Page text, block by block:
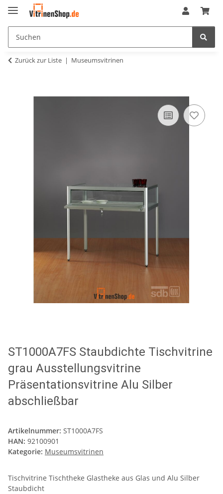
Zurück zur Liste Museumsvitrinen
ST1000A7FS Staubdichte Tischvitrine
grau Ausstellungsvitrine
Präsentationsvitrine Alu Silber
abschließbar
Artikelnummer: ST1000A7FS
HAN: 92100901
Kategorie: Museumsvitrinen
Tischvitrine Tischtheke Glastheke aus Glas und Alu Silber
Staubdicht